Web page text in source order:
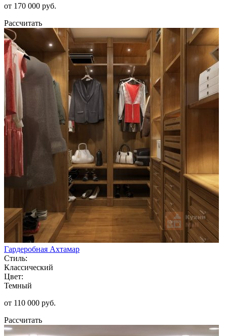
от 170 000 руб.
Рассчитать
Гардеробная Ахтамар
Стиль:
Классический
Цвет:
Темный
от 110 000 руб.
Рассчитать